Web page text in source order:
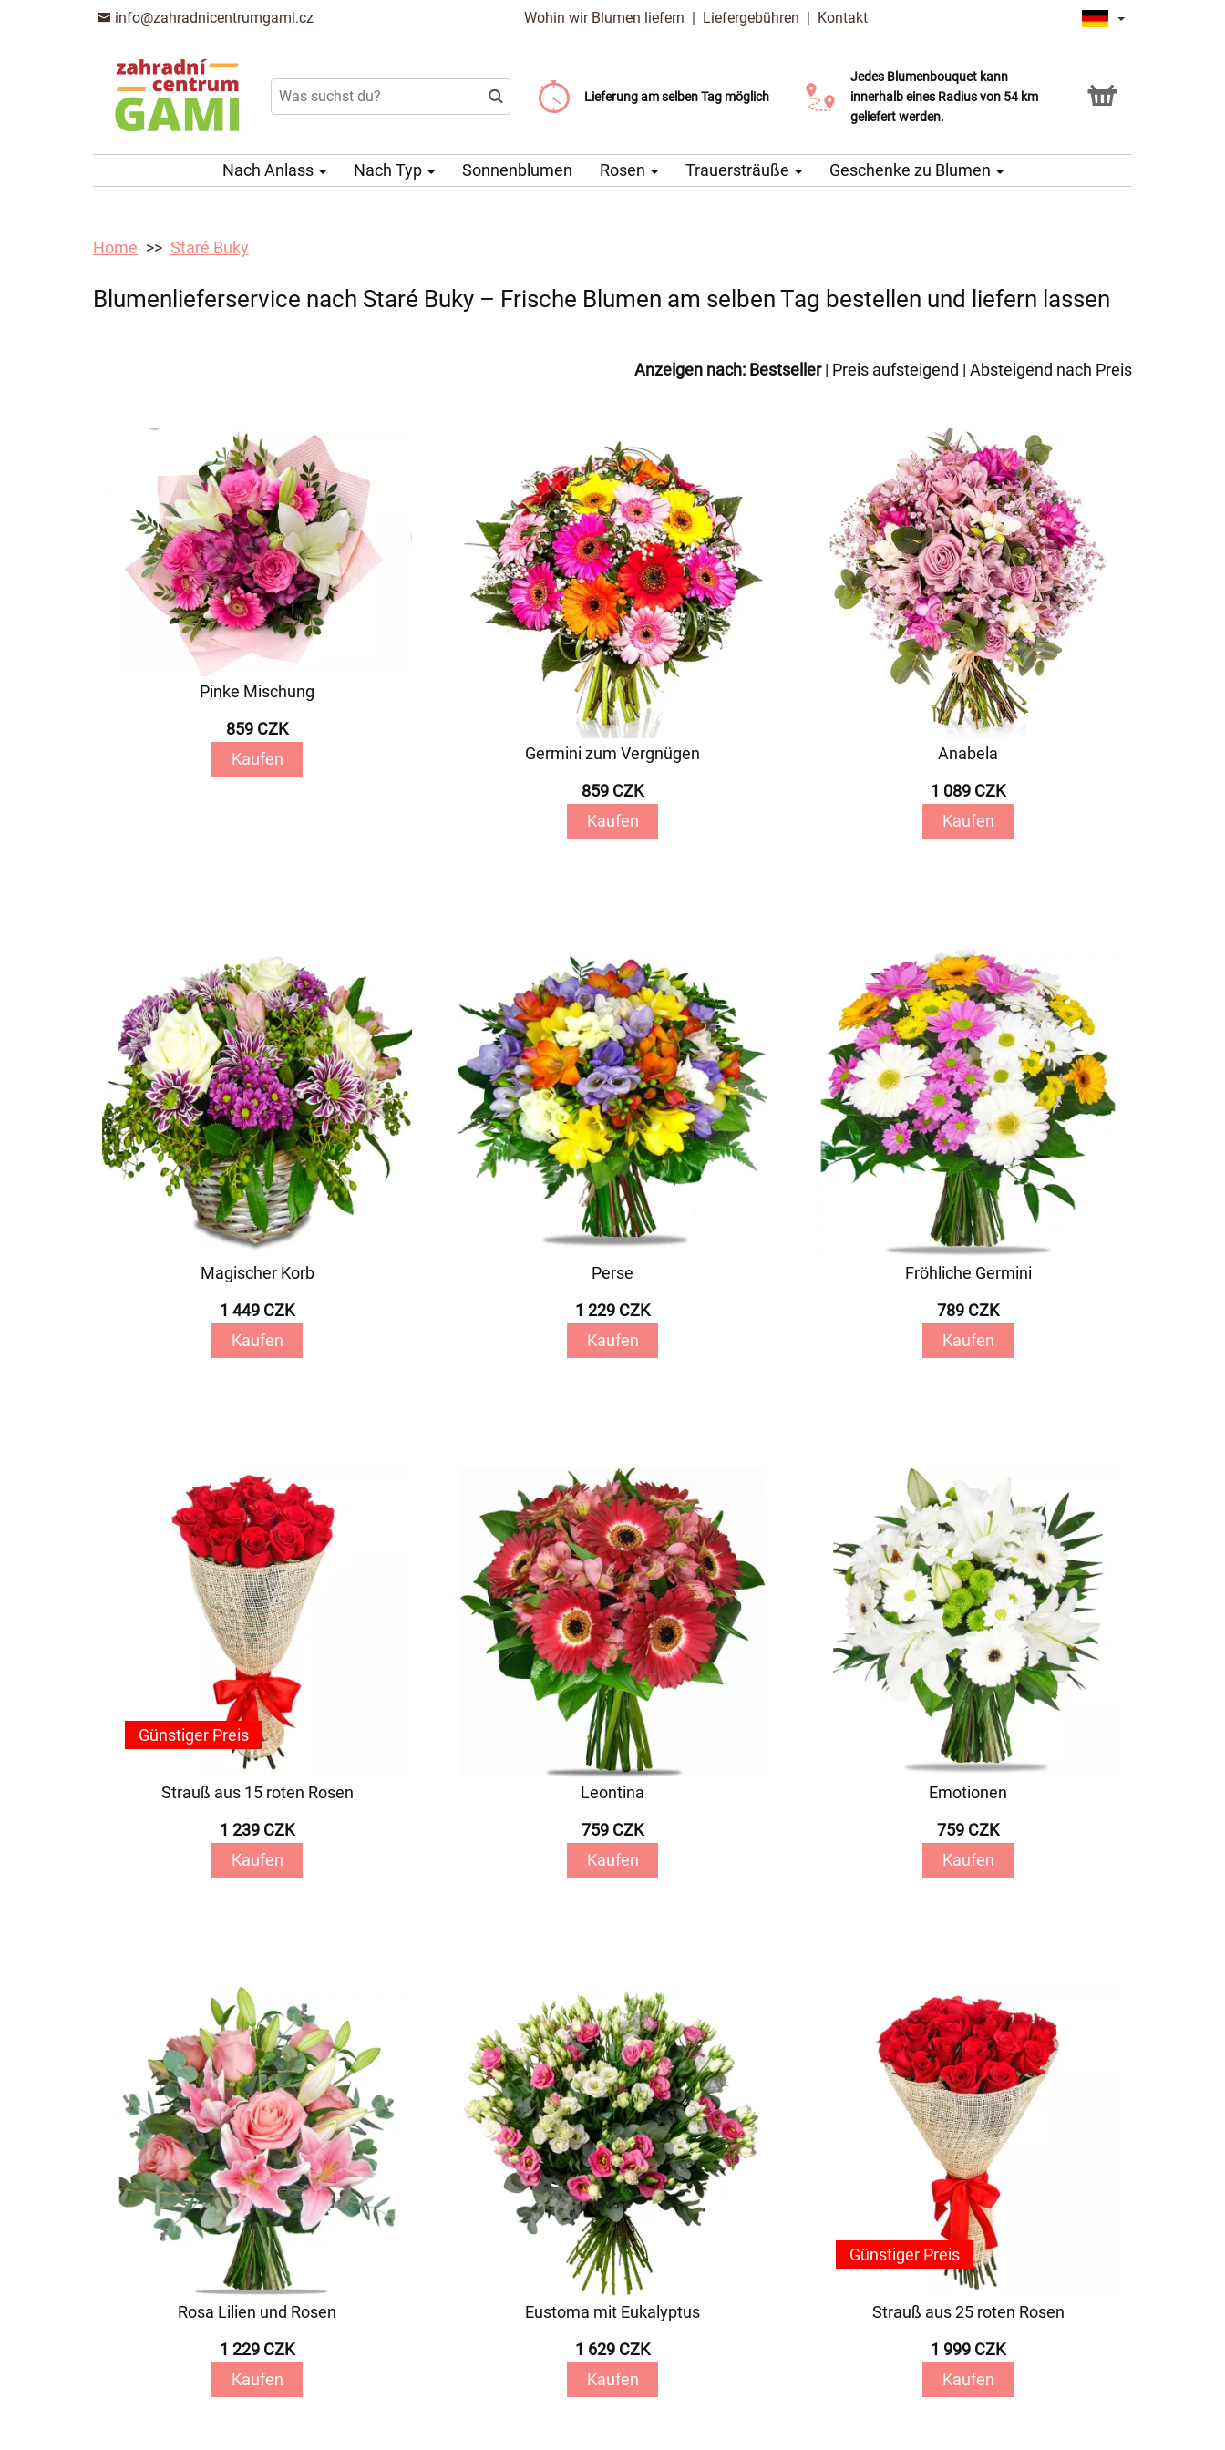
info@zahradnicentrumgami.cz Wohin wir Blumen liefern | Liefergebühren | Kontakt
Lieferung am selben Tag möglich
Liefergebühr ab 99 CZK
Wählen Sie Ihr Lieferdatum
Jedes Blumenbouquet kann
innerhalb eines Radius von 54 km
geliefert werden.
Click & Collect Service
Nach Anlass Nach Typ Sonnenblumen Rosen Trauersträuße Geschenke zu Blumen
Home Staré Buky
Blumenlieferservice nach Staré Buky – Frische Blumen am selben Tag bestellen und liefern lassen
Anzeigen nach: Bestseller| Preis aufsteigend | Absteigend nach Preis
Pinke Mischung
859 CZK
Kaufen
Germini zum Vergnügen
859 CZK
Kaufen
Anabela
1 089 CZK
Kaufen
Magischer Korb
1 449 CZK
Kaufen
Perse
1 229 CZK
Kaufen
Fröhliche Germini
789 CZK
Kaufen
Strauß aus 15 roten Rosen
1 239 CZK
Kaufen
Günstiger Preis
Leontina
759 CZK
Kaufen
Emotionen
759 CZK
Kaufen
Rosa Lilien und Rosen
1 229 CZK
Kaufen
Eustoma mit Eukalyptus
1 629 CZK
Kaufen
Strauß aus 25 roten Rosen
1 999 CZK
Kaufen
Günstiger Preis